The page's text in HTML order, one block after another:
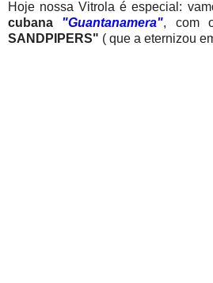
Hoje nossa Vitrola é especial:
cubana
"Guantanamera", com
SANDPIPERS" ( que a eternizou